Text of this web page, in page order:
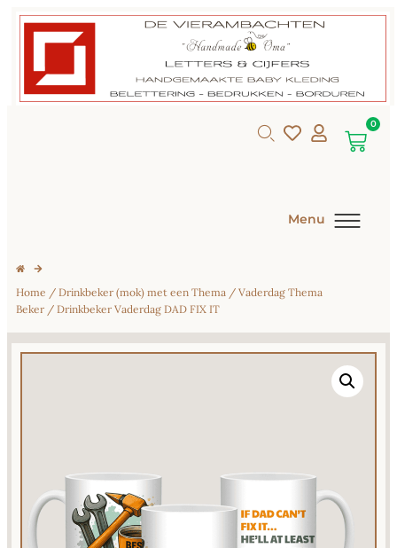
0
Menu
Home / Drinkbeker (mok) met een Thema / Vaderdag Thema
Beker / Drinkbeker Vaderdag DAD FIX IT